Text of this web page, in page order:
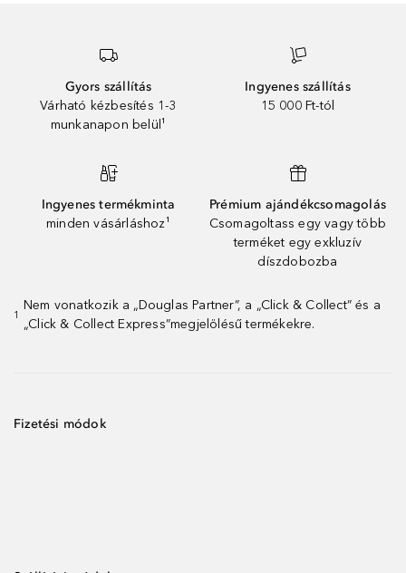
Gyors szállítás
Várható kézbesítés 1-3
munkanapon belül¹
Ingyenes szállítás
15 000 Ft-tól
Ingyenes termékminta
minden vásárláshoz¹
Prémium ajándékcsomagolás
Csomagoltass egy vagy több
terméket egy exkluzív
díszdobozba
1
Nem vonatkozik a „Douglas Partner”, a „Click & Collect” és a
„Click & Collect Express”megjelölésű termékekre.
Fizetési módok